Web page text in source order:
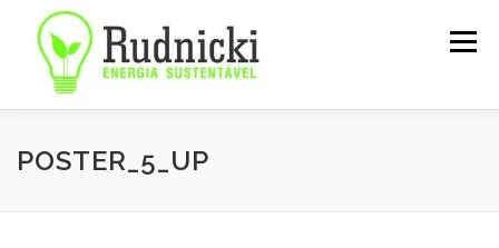
conteúdo
Menu
SOBRE SERVIÇOS
POSTER_5_UP